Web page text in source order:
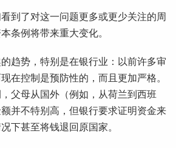
到了对这一问题更多或更少关注的周
条例将带来重大变化。
趋势，特别是在银行业：以前许多审
在控制是预防性的，而且更加严格。
父母从国外（例如，从荷兰到西班
并不特别高，但银行要求证明资金来
下甚至将钱退回原国家。